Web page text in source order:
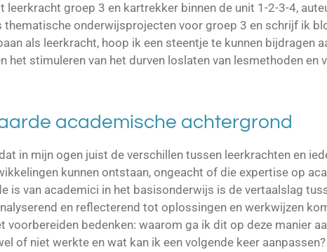
leerkracht groep 3 en kartrekker binnen de unit 1-2-3-4,
onderwijsprojecten voor groep 3 en schrijf ik
als leerkracht, hoop ik een steentje te kunnen bijdragen
het stimuleren van het durven loslaten van lesmethoden en
academische achtergrond
in mijn ogen juist de verschillen tussen leerkrachten en
kunnen ontstaan, ongeacht of die expertise op
is van academici in het basisonderwijs is de vertaalslag
en reflecterend tot oplossingen en werkwijzen
voorbereiden bedenken: waarom ga ik dit op deze manier
of niet werkte en wat kan ik een volgende keer